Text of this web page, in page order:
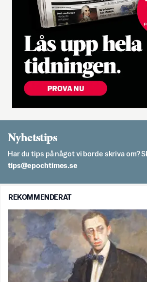
Nyhetstips
Har du tips på något vi borde skriva om?
es.semithcope@spit
REKOMMENDERAT